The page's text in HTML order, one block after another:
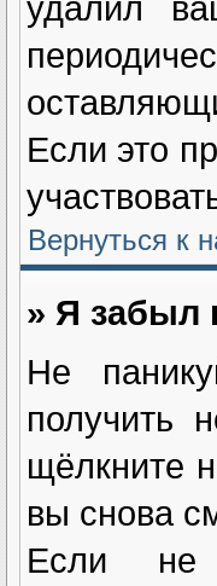
Если это
Вернуться к
» Я забыл
Не
получить
щёлкните
вы снова
Если не